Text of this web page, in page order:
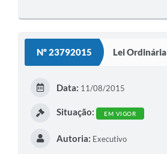
Nº 23792015 Lei Ordinária
Data: 11/08/2015
Situação: EM VIGOR
Autoria: Executivo